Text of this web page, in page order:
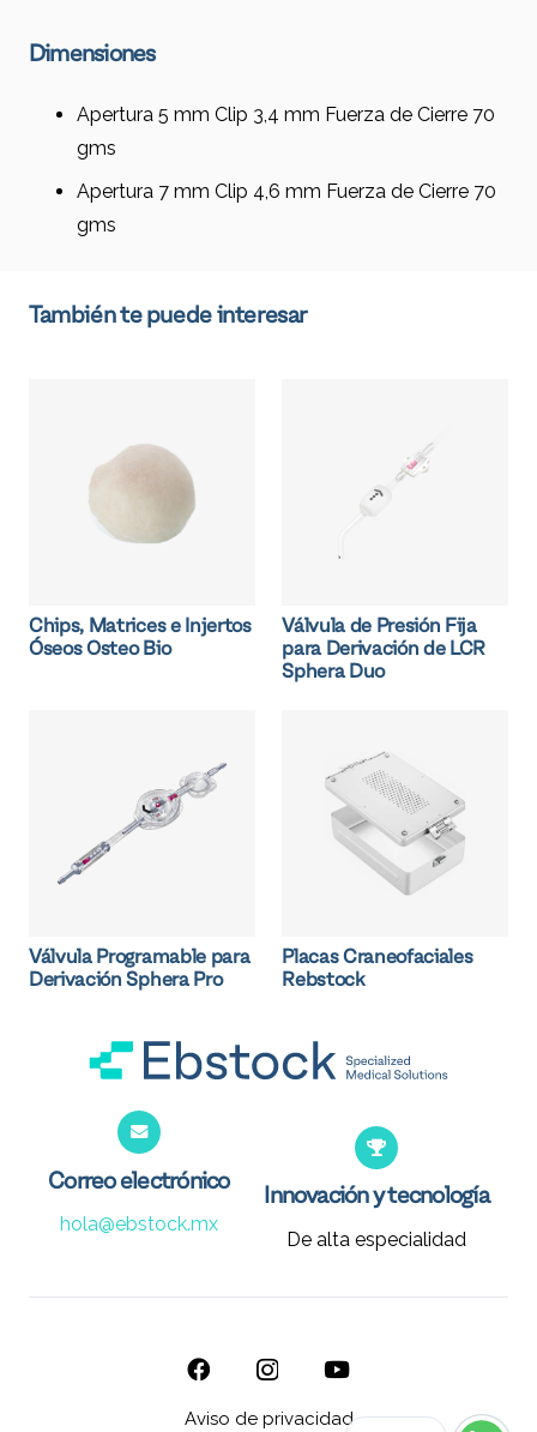
Dimensiones
Apertura 5 mm Clip 3,4 mm Fuerza de Cierre 70
gms
Apertura 7 mm Clip 4,6 mm Fuerza de Cierre 70
gms
También te puede interesar
Chips, Matrices e Injertos
Óseos Osteo Bio
Válvula de Presión Fija
para Derivación de LCR
Sphera Duo
Válvula Programable para
Derivación Sphera Pro
Placas Craneofaciales
Rebstock
Correo electrónico
hola@ebstock.mx
Innovación y tecnología
De alta especialidad
Aviso de privacidad